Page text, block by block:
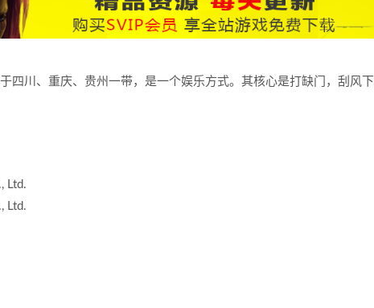
四川、重庆、贵州一带，是一个娱乐方式。其核心是打缺门，刮风下
Ltd.
Ltd.